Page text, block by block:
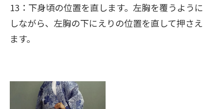
13：下身頃の位置を直します。左胸を覆うように
しながら、左胸の下にえりの位置を直して押さえ
ます。